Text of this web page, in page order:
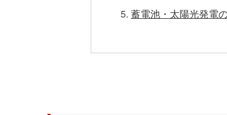
蓄電池・太陽光発電